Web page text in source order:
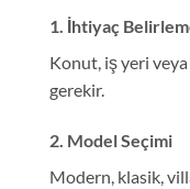
1. İhtiyaç
Konut, iş yeri
gerekir.
2. Model Seçimi
Modern, klasik,